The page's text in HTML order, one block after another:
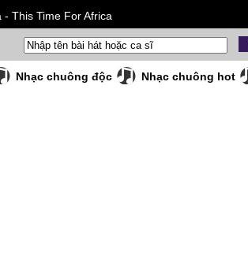
- This Time For Africa
Nhạc chuông độc Nhạc chuông hot